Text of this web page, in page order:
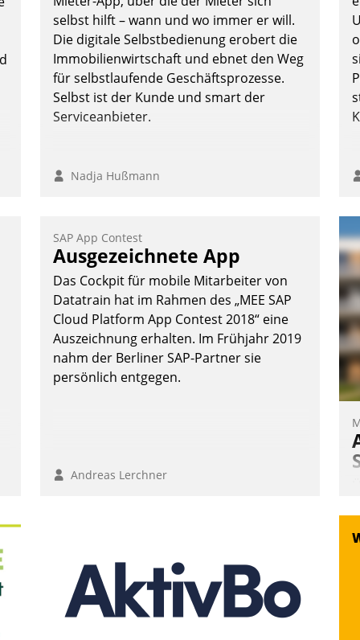
Kommunikationswege bei den
Empfängern ein.
Nadja Hußmann
selbst hilft – wann und wo immer er will.
Die digitale Selbstbedienung erobert die
Immobilienwirtschaft und ebnet den Weg
für selbstlaufende Geschäftsprozesse.
Selbst ist der Kunde und smart der
Serviceanbieter.
Nadja Hußmann
SAP App Contest
Ausgezeichnete App
Das Cockpit für mobile Mitarbeiter von
Datatrain hat im Rahmen des „MEE SAP
Cloud Platform App Contest 2018“ eine
Auszeichnung erhalten. Im Frühjahr 2019
nahm der Berliner SAP-Partner sie
persönlich entgegen.
Andreas Lerchner